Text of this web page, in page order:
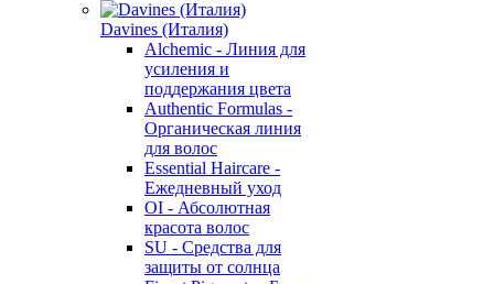
Davines (Италия)
Alchemic - Линия для
усиления и
поддержания цвета
Authentic Formulas -
Органическая линия
для волос
Essential Haircare -
Eжедневный уход
OI - Абсолютная
красота волос
SU - Средства для
защиты от солнца